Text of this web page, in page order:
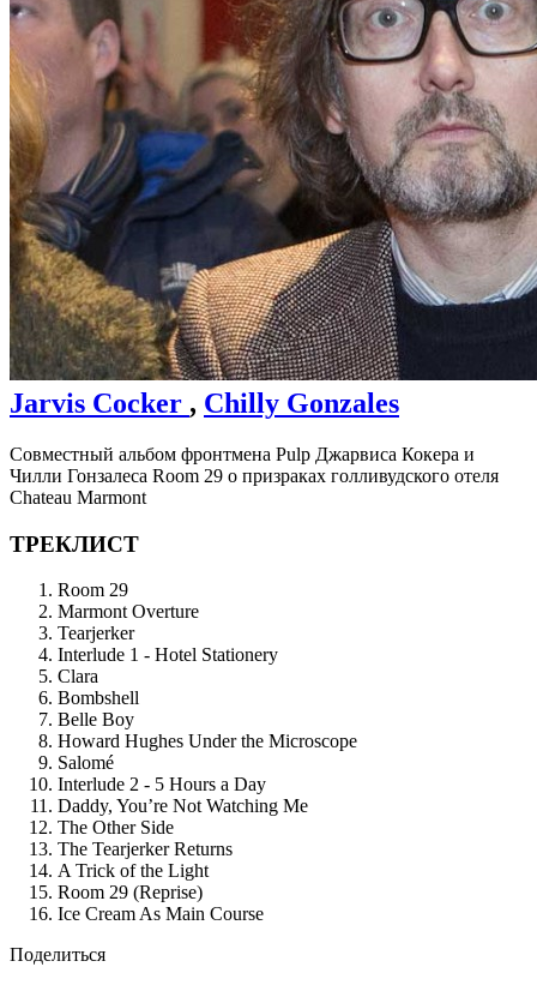
Jarvis Cocker , Chilly Gonzales
Совместный альбом фронтмена Pulp Джарвиса Кокера и
Чилли Гонзалеса Room 29 о призраках голливудского отеля
Chateau Marmont
ТРЕКЛИСТ
Room 29
Marmont Overture
Tearjerker
Interlude 1 - Hotel Stationery
Clara
Bombshell
Belle Boy
Howard Hughes Under the Microscope
Salomé
Interlude 2 - 5 Hours a Day
Daddy, You’re Not Watching Me
The Other Side
The Tearjerker Returns
A Trick of the Light
Room 29 (Reprise)
Ice Cream As Main Course
Поделиться